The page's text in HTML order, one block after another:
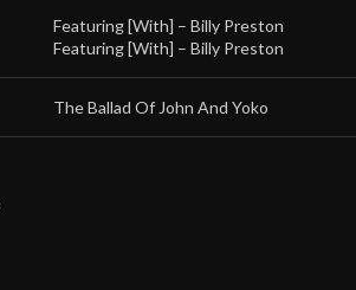
Featuring [With] – Billy Preston
Featuring [With] – Billy Preston
The Ballad Of John And Yoko